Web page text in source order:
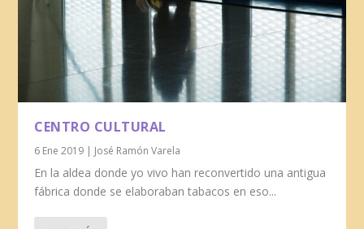
CENTRO CULTURAL
6 Ene 2019 | José Ramón Varela
En la aldea donde yo vivo han reconvertido una antigua
fábrica donde se elaboraban tabacos en eso...